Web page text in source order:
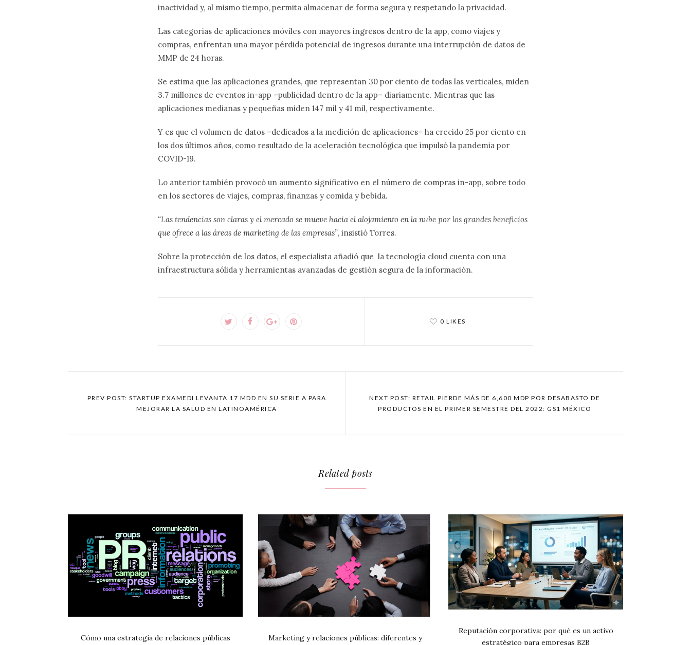
inactividad y, al mismo tiempo, permita almacenar de forma segura y respetando la privacidad.
Las categorías de aplicaciones móviles con mayores ingresos dentro de la app, como viajes y
compras, enfrentan una mayor pérdida potencial de ingresos durante una interrupción de datos de
MMP de 24 horas.
Se estima que las aplicaciones grandes, que representan 30 por ciento de todas las verticales, miden
3.7 millones de eventos in-app –publicidad dentro de la app– diariamente. Mientras que las
aplicaciones medianas y pequeñas miden 147 mil y 41 mil, respectivamente.
Y es que el volumen de datos –dedicados a la medición de aplicaciones– ha crecido 25 por ciento en
los dos últimos años, como resultado de la aceleración tecnológica que impulsó la pandemia por
COVID-19.
Lo anterior también provocó un aumento significativo en el número de compras in-app, sobre todo
en los sectores de viajes, compras, finanzas y comida y bebida.
“Las tendencias son claras y el mercado se mueve hacia el alojamiento en la nube por los grandes beneficios
que ofrece a las áreas de marketing de las empresas”, insistió Torres.
Sobre la protección de los datos, el especialista añadió que la tecnología cloud cuenta con una
infraestructura sólida y herramientas avanzadas de gestión segura de la información.
0 LIKES
PREV POST: STARTUP EXAMEDI LEVANTA 17 MDD EN SU SERIE A PARA
MEJORAR LA SALUD EN LATINOAMÉRICA
NEXT POST: RETAIL PIERDE MÁS DE 6,600 MDP POR DESABASTO DE
PRODUCTOS EN EL PRIMER SEMESTRE DEL 2022: GS1 MÉXICO
Related posts
Cómo una estrategia de relaciones públicas
Marketing y relaciones públicas: diferentes y
Reputación corporativa: por qué es un activo
estratégico para empresas B2B